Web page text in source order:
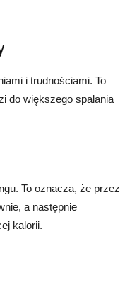
i trudnościami. To
do większego spalania
To oznacza, że przez
a następnie
kalorii.